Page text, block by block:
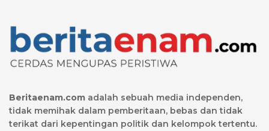
Beritaenam.com adalah sebuah media independen,
tidak memihak dalam pemberitaan, bebas dan tidak
terikat dari kepentingan politik dan kelompok tertentu.